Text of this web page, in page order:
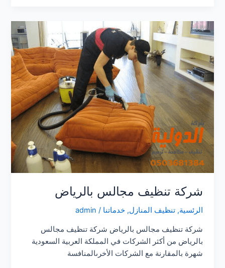
بالرياض
شركة تنظيف مجالس بالرياض
الرئسية,تنظيف المنازل,خدماتنا /
admin
شركة تنظيف مجالس بالرياض شركة تنظيف مجالس
بالرياض من أكثر الشركات في المملكة العربية السعودية
شهرة بالمقارنة مع الشركات الأخرىالمنافسة